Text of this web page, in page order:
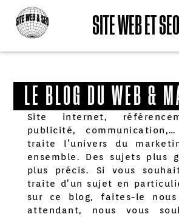
contenu
SITE WEB ET SEO
LE BLOG DU WEB &
Site internet,
publicité,
traite l’univers du
ensemble. Des sujets plus
plus précis. Si vous
traite d’un sujet en
sur ce blog, faites-le
attendant, nous vous